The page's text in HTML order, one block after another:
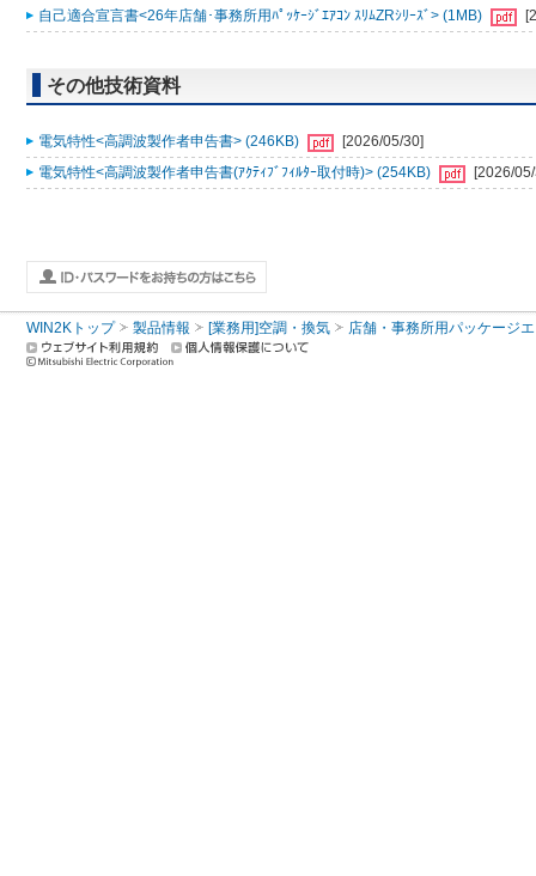
自己適合宣言書<26年店舗･事務所用ﾊﾟｯｹｰｼﾞｴｱｺﾝ ｽﾘﾑZRｼﾘｰｽﾞ> (1MB)
その他技術資料
電気特性<高調波製作者申告書> (246KB)
[2026/05/30]
電気特性<高調波製作者申告書(ｱｸﾃｨﾌﾞﾌｨﾙﾀｰ取付時)> (254KB)
[2026/
WIN2Kトップ 製品情報 [業務用]空調・換気 店舗・事務所用パッケージ